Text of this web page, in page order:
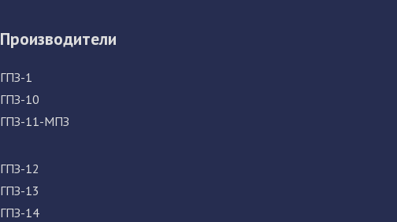
Производители
ГПЗ-1
ГПЗ-10
ГПЗ-11-МПЗ
ГПЗ-12
ГПЗ-13
ГПЗ-14